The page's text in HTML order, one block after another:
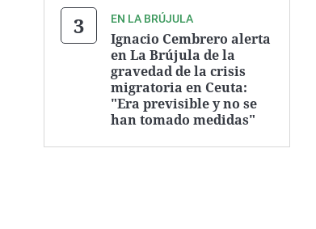
EN LA BRÚJULA
Ignacio Cembrero alerta
en La Brújula de la
gravedad de la crisis
migratoria en Ceuta:
"Era previsible y no se
han tomado medidas"